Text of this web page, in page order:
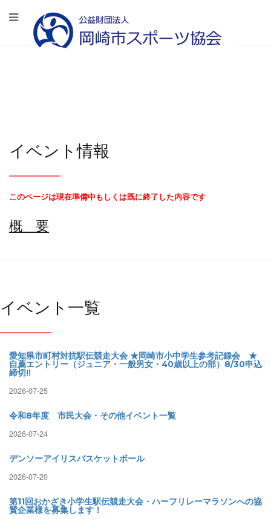
イベント情報
このページは現在準備中もしくは既に終了した内容です
概 要
イベント一覧
愛知県市町村対抗駅伝競走大会 ★岡崎市小中学生参考記録会 ★
自薦エントリー（ジュニア・一般男女・40歳以上の部）8/30申込
締切‼
2026-07-25
令和8年度 市民大会・その他イベント一覧
2026-07-24
デンソーアイリスバスケットボール
2026-07-20
第11回おかざき小学生駅伝競走大会・ハーフリレーマラソンへの協
賛企業様を募集します！